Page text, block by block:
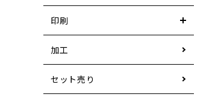
印刷
加工
セット売り